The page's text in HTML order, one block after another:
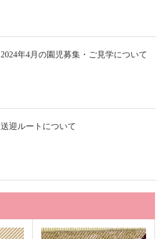
2024年4月の園児募集・ご見学について
送迎ルートについて